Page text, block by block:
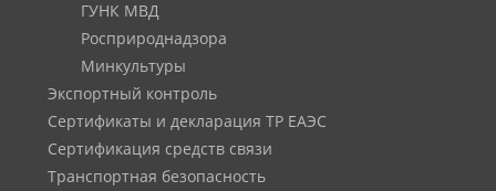
ГУНК МВД
Росприроднадзора
Минкультуры
Экспортный контроль
Сертификаты и декларация ТР ЕАЭС
Сертификация средств связи
Транспортная безопасность